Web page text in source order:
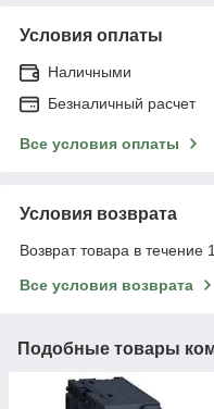
Условия оплаты
Наличными
Безналичный расчет
Все условия оплаты
Условия возврата
Возврат товара в течение
Все условия возврата
Подобные товары